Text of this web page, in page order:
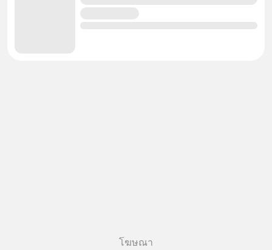
โฆษณา